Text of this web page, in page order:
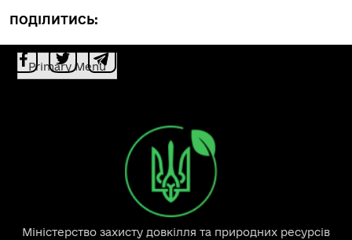
ПОДІЛИТИСЬ:
Primary Menu
Міністерство захисту довкілля та природних ресурсів